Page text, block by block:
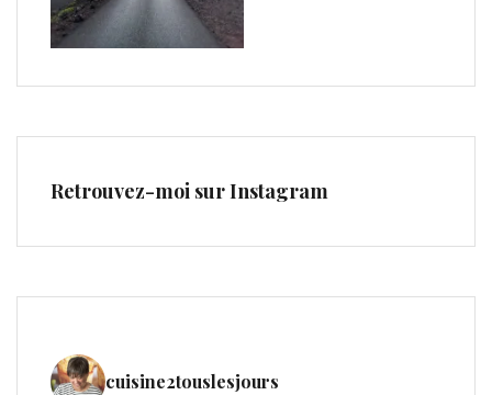
Retrouvez-moi sur Instagram
cuisine2touslesjours